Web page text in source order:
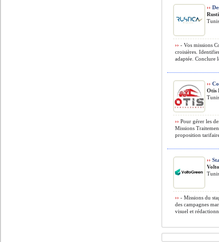
››
›› - Vos missions
croisières.
adaptée. Conclure
››
Otis
›› Pour gérer les
Missions
proposition
››
›› - Missions du
des campagnes
visuel et